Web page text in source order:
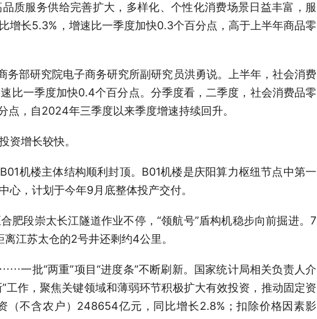
服务供给完善扩大，多样化、个性化消费场景日益丰富，服
增长5.3%，增速比一季度加快0.3个百分点，高于上半年商品零
部研究院电子商务研究所副研究员洪勇说。上半年，社会消费
比一季度加快0.4个百分点。分季度看，二季度，社会消费品零
，自2024年三季度以来季度增速持续回升。
增长较快。
机楼主体结构顺利封顶。B01机楼是庆阳算力枢纽节点中第一
心，计划于今年9月底整体投产交付。
段崇太长江隧道作业不停，“领航号”盾构机稳步向前掘进。7
江苏太仓的2号井还剩约4公里。
批“两重”项目“进度条”不断刷新。国家统计局相关负责人介
工作，聚焦关键领域和薄弱环节积极扩大有效投资，推动固定资
（不含农户）248654亿元，同比增长2.8%；扣除价格因素影